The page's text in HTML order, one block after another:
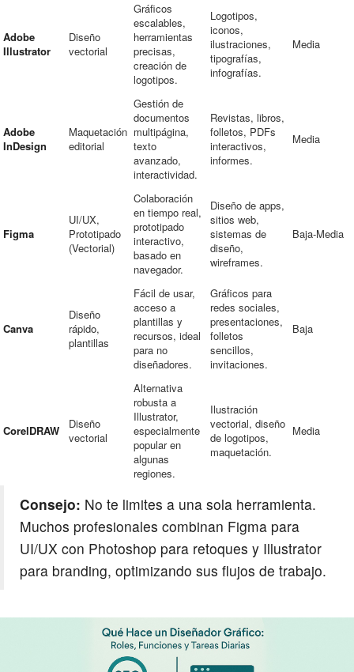
Adobe
Illustrator
Diseño
vectorial
Gráficos
escalables,
herramientas
precisas,
creación de
logotipos.
Logotipos,
iconos,
ilustraciones,
tipografías,
infografías.
Media
Adobe
InDesign
Maquetación
editorial
Gestión de
documentos
multipágina,
texto
avanzado,
interactividad.
Revistas, libros,
folletos, PDFs
interactivos,
informes.
Media
Figma
UI/UX,
Prototipado
(Vectorial)
Colaboración
en tiempo real,
prototipado
interactivo,
basado en
navegador.
Diseño de apps,
sitios web,
sistemas de
diseño,
wireframes.
Baja-Media
Canva
Diseño
rápido,
plantillas
Fácil de usar,
acceso a
plantillas y
recursos, ideal
para no
diseñadores.
Gráficos para
redes sociales,
presentaciones,
folletos
sencillos,
invitaciones.
Baja
CorelDRAW
Diseño
vectorial
Alternativa
robusta a
Illustrator,
especialmente
popular en
algunas
regiones.
Ilustración
vectorial, diseño
de logotipos,
maquetación.
Media
Consejo: No te limites a una sola herramienta.
Muchos profesionales combinan Figma para
UI/UX con Photoshop para retoques y Illustrator
para branding, optimizando sus flujos de trabajo.